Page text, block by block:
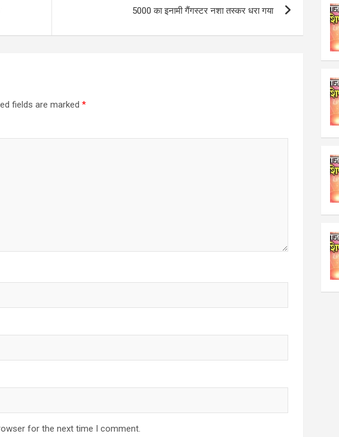
5000 का इनामी गैंगस्टर नशा तस्कर धरा गया
fields are marked *
for the next time I comment.